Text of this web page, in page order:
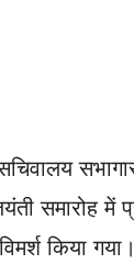
समारोह में
किया गया।